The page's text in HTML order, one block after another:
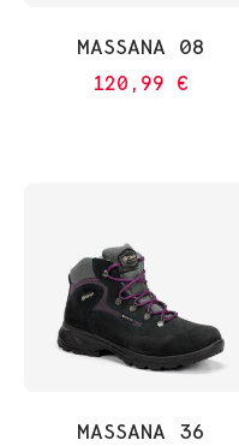
MASSANA 08
120,99 €
MASSANA 36